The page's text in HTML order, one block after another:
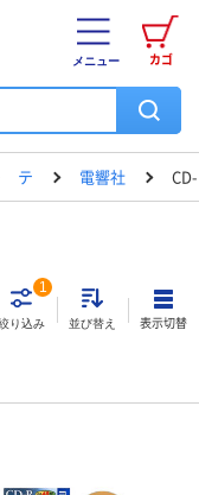
カゴ
メニュー
テ 電響社
り込み
1
並び替え 表示切替